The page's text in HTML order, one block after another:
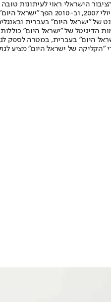
הישראלי ראוי לעיתונות
תשלום. המהדורה
הדיגיטל של "ישראל היום"
"ישראל היום" בעברית, במטרה
"הקליקה של ישראל היום" מציע